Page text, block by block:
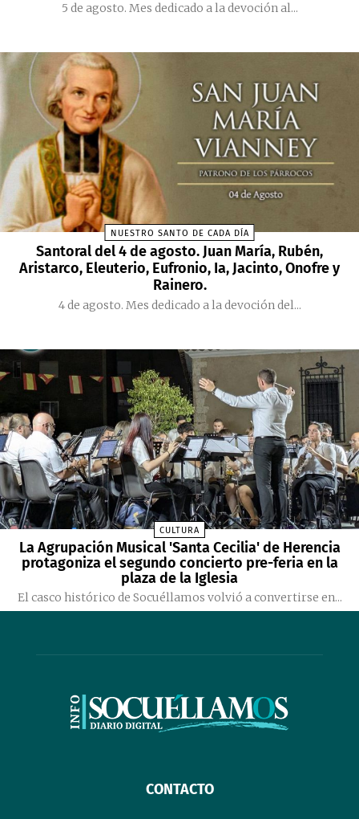
5 de agosto. Mes dedicado a la devoción al...
NUESTRO SANTO DE CADA DÍA
Santoral del 4 de agosto. Juan María, Rubén,
Aristarco, Eleuterio, Eufronio, Ia, Jacinto, Onofre y
Rainero.
4 de agosto. Mes dedicado a la devoción del...
CULTURA
La Agrupación Musical 'Santa Cecilia' de Herencia
protagoniza el segundo concierto pre-feria en la
plaza de la Iglesia
El casco histórico de Socuéllamos volvió a convertirse en...
CONTACTO